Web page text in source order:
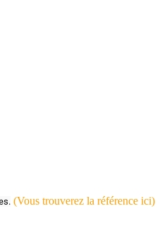
(Vous trouverez la référence ici)